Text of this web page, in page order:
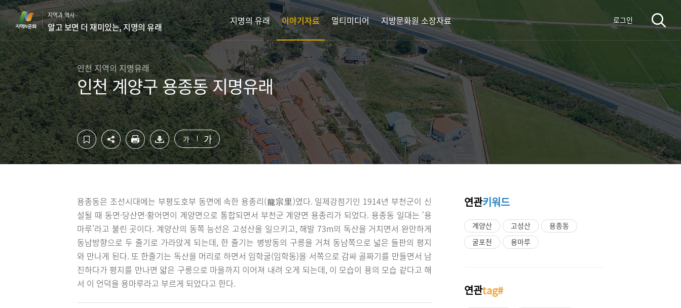
컨
텐
츠
영
역
바
로
가
기
하
단
영
역
바
로
가
기
지역과 역사
알고 보면 더 재미있는, 지명의 유래
지명의 유래 이야기자료 멀티미디어 지방문화원 소장자료 로그인
인천 지역의 지명유래
인천 계양구 용종동 지명유래
가 가
용종동은 조선시대에는 부평도호부 동면에 속한 용종리(龍宗里)였다. 일제강점기인 1914년 부천군이 신
설될 때 동면·당산면·황어면이 계양면으로 통합되면서 부천군 계양면 용종리가 되었다. 용종동 일대는 ‘용
마루’라고 불린 곳이다. 계양산의 동쪽 능선은 고성산을 일으키고, 해발 73m의 독산을 거치면서 완만하게
동남방향으로 두 줄기로 가라앉게 되는데, 한 줄기는 병방동의 구릉을 거쳐 동남쪽으로 넓은 들판의 평지
와 만나게 된다. 또 한줄기는 독산을 머리로 하면서 임학굴(임학동)을 서쪽으로 감싸 골짜기를 만들면서 남
진하다가 평지를 만나면 얇은 구릉으로 마을까지 이어져 내려 오게 되는데, 이 모습이 용의 모습 같다고 해
서 이 언덕을 용마루라고 부르게 되었다고 한다.
연관키워드
계양산 고성산
용종동
굴포천
용마루
연관tag#